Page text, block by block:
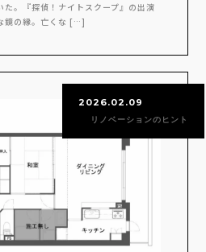
た。『探偵！ナイトスクープ』の出演
鏡の縁。亡くな […]
2026.02.09
リノベーションのヒント